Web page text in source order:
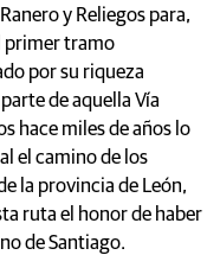
y Reliegos para,
primer tramo
por su riqueza
de aquella Vía
hace miles de años lo
el camino de los
la provincia de León,
ruta el honor de haber
de Santiago.